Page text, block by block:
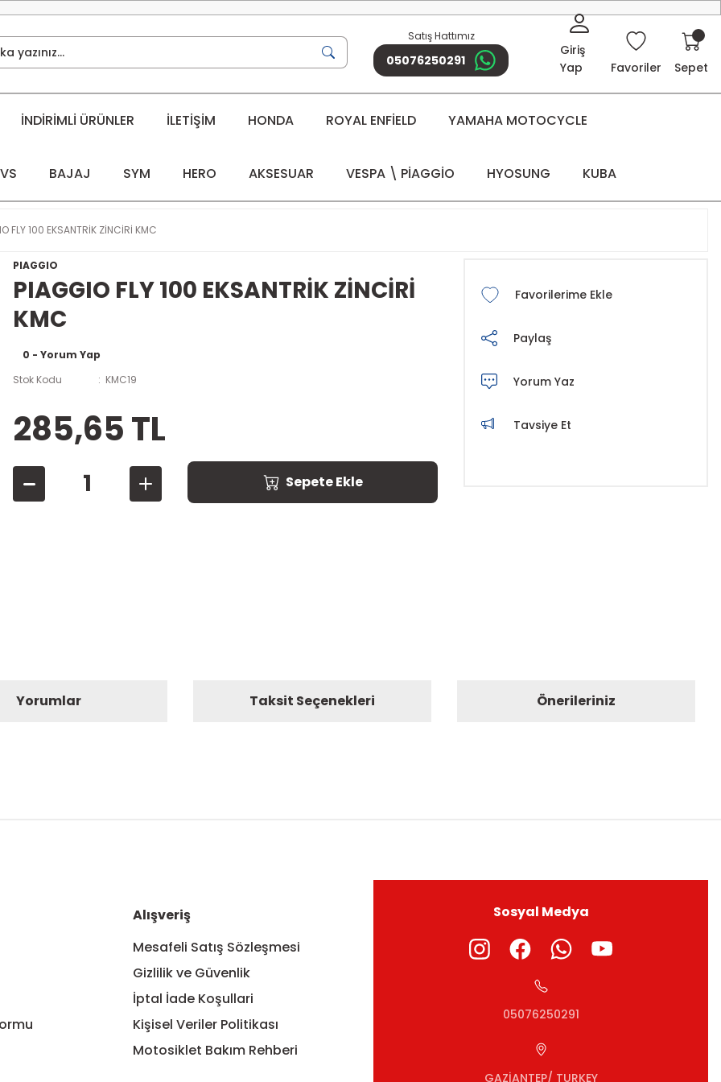
Satış Hattımız
05076250291
Giriş
Yap
Favoriler Sepet
İNDİRİMLİ ÜRÜNLER İLETİŞİM HONDA ROYAL ENFİELD YAMAHA MOTOCYCLE
BAJAJ SYM HERO AKSESUAR VESPA \ PİAGGİO HYOSUNG KUBA
FLY 100 EKSANTRİK ZİNCİRİ KMC
PIAGGIO
PIAGGIO FLY 100 EKSANTRİK ZİNCİRİ
KMC
0 - Yorum Yap
Stok Kodu
KMC19
285,65 TL
Sepete Ekle
Paylaş
Yorum Yaz
Tavsiye Et
Yorumlar Taksit Seçenekleri Önerileriniz
Alışveriş
Mesafeli Satış Sözleşmesi
Gizlilik ve Güvenlik
İptal İade Koşullari
Kişisel Veriler Politikası
Motosiklet Bakım Rehberi
Sosyal Medya
05076250291
GAZİANTEP/ TURKEY